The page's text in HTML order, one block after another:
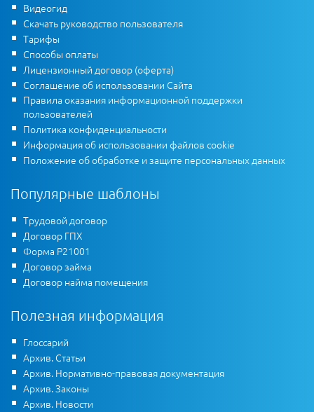
Видеогид
Скачать руководство пользователя
Тарифы
Способы оплаты
Лицензионный договор (оферта)
Соглашение об использовании Сайта
Правила оказания информационной поддержки
пользователей
Политика конфиденциальности
Информация об использовании файлов cookie
Положение об обработке и защите персональных данных
Популярные шаблоны
Трудовой договор
Договор ГПХ
Форма Р21001
Договор займа
Договор найма помещения
Полезная информация
Глоссарий
Архив. Статьи
Архив. Нормативно-правовая документация
Архив. Законы
Архив. Новости